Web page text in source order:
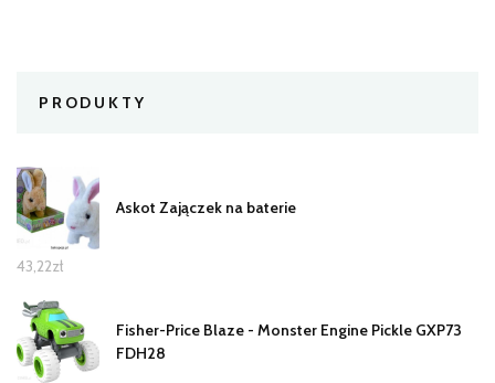
PRODUKTY
Askot Zajączek na baterie
43,22zł
Fisher-Price Blaze - Monster Engine Pickle GXP73
FDH28